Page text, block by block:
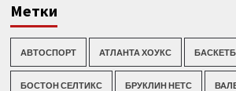
Метки
АВТОСПОРТ АТЛАНТА ХОУКС
БОСТОН СЕЛТИКС БРУКЛИН НЕТС